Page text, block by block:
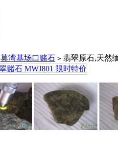
莫湾基场口赌石 > 翡翠原石,天然